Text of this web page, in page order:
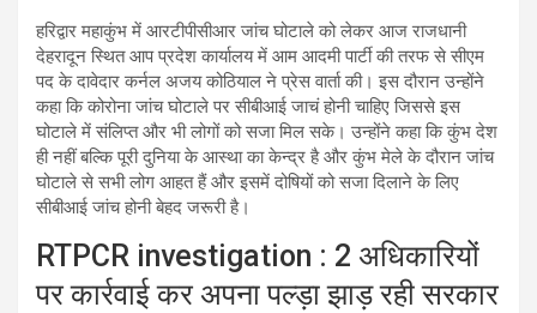
हरिद्वार महाकुंभ में आरटीपीसीआर जांच घोटाले को लेकर आज राजधानी
देहरादून स्थित आप प्रदेश कार्यालय में आम आदमी पार्टी की तरफ से सीएम
पद के दावेदार कर्नल अजय कोठियाल ने प्रेस वार्ता की। इस दौरान उन्होंने
कहा कि कोरोना जांच घोटाले पर सीबीआई जाचं होनी चाहिए जिससे इस
घोटाले में संलिप्त और भी लोगों को सजा मिल सके। उन्होंने कहा कि कुंभ देश
ही नहीं बल्कि पूरी दुनिया के आस्था का केन्द्र है और कुंभ मेले के दौरान जांच
घोटाले से सभी लोग आहत हैं और इसमें दोषियों को सजा दिलाने के लिए
सीबीआई जांच होनी बेहद जरूरी है।
RTPCR investigation : 2 अधिकारियों
पर कार्रवाई कर अपना पल्ड़ा झाड़ रही सरकार